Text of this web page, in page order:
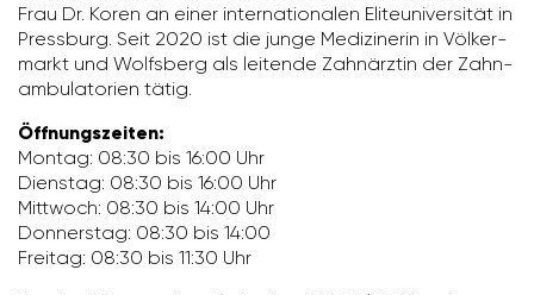
Frau Dr. Koren an einer inter­na­tio­nalen Elite­uni­ver­sität in
Press­burg. Seit 2020 ist die junge Medi­zi­nerin in Völker­
markt und Wolfs­berg als leitende Zahn­ärztin der Zahn­
am­bu­la­to­rien tätig.
Öffnungs­zeiten:
Montag: 08:30 bis 16:00 Uhr
Dienstag: 08:30 bis 16:00 Uhr
Mitt­woch: 08:30 bis 14:00 Uhr
Donnerstag: 08:30 bis 14:00
Freitag: 08:30 bis 11:30 Uhr